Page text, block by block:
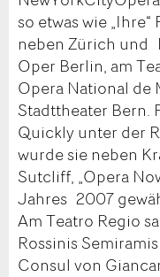
so etwas wie
neben Zürich und
Oper Berlin, am
Opera National de
Stadttheater Bern.
Quickly unter der
wurde sie neben
Sutcliff, „Opera
Jahres 2007
Am Teatro Regio
Rossinis
Consul von